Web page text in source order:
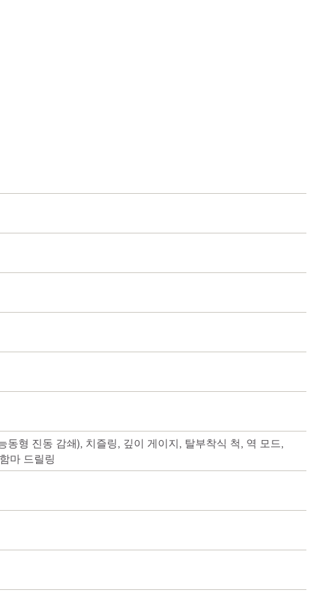
동형 진동 감쇄), 치즐링, 깊이 게이지, 탈부착식 척, 역 모드,
마 드릴링